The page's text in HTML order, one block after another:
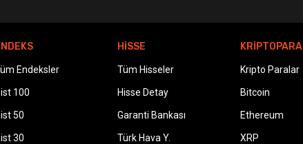
Endeksler
100
50
30
HİSSE
Tüm Hisseler
Hisse Detay
Garanti Bankası
Türk Hava Y.
KRİPTOPARA
Kripto Paralar
Bitcoin
Ethereum
XRP